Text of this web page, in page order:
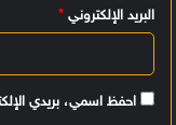
البريد الإلكتروني *
احفظ اسمي، بريدي